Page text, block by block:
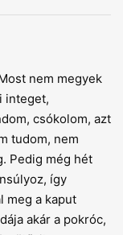
nem megyek
integet,
csókolom, azt
tudom, nem
Pedig még hét
így
meg a kaput
akár a pokróc,